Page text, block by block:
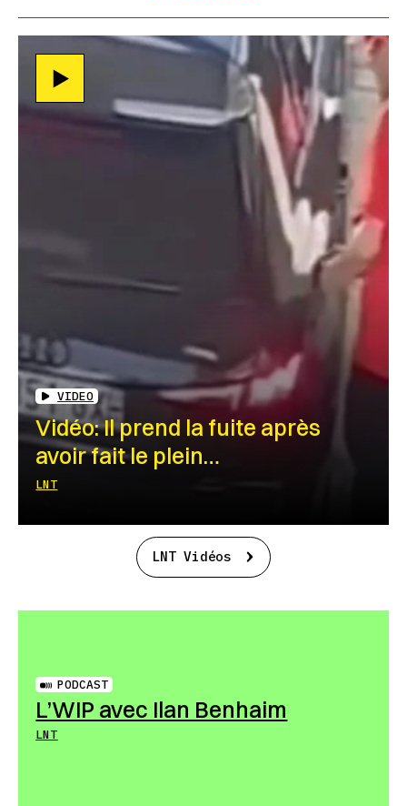
VIDEO
Vidéo: Il prend la fuite après
avoir fait le plein…
LNT
LNT Vidéos
PODCAST
L’WIP avec Ilan Benhaim
LNT